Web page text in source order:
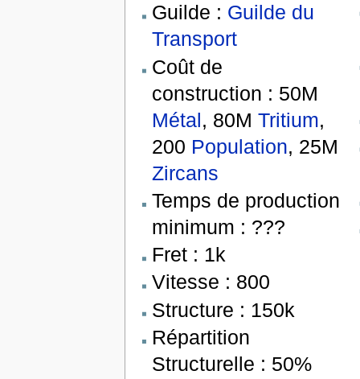
Guilde : Guilde du
Transport
Coût de
construction : 50M
Métal, 80M Tritium,
200 Population, 25M
Zircans
Temps de production
minimum : ???
Fret : 1k
Vitesse : 800
Structure : 150k
Répartition
Structurelle : 50%